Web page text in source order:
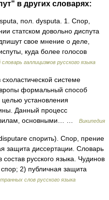
в других словарях:
пол. dysputa. 1. Спор,
статском довольно диспута
свое мнение о деле,
куда более голосов
галлицизмов русского языка
системе
формальный способ
установления
Данный процесс
основными… …
Википедия
спорить). Спор, прение
защита диссертации. Словарь
русского языка. Чудинов
2) публичная защита
слов русского языка